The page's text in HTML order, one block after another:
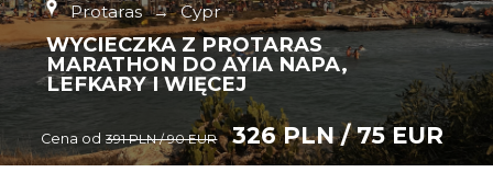
Protaras → Cypr
WYCIECZKA Z PROTARAS
MARATHON DO AYIA NAPA,
LEFKARY I WIĘCEJ
Cena od 391 PLN / 90 EUR 326 PLN / 75 EUR